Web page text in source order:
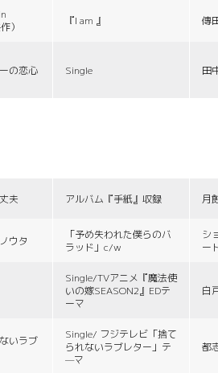
）
『I am 』 傳
の恋心 Single 田
夫 アルバム『手紙』収録 月
ウタ
「予め失われた僕らのバ
ラッド」c/w
シ
ー
Single/TVアニメ『魔法使
いの嫁SEASON2』EDテ
ーマ
白
いラブ
Single/ フジテレビ「捨て
られないラブレター」テ
—マ
都